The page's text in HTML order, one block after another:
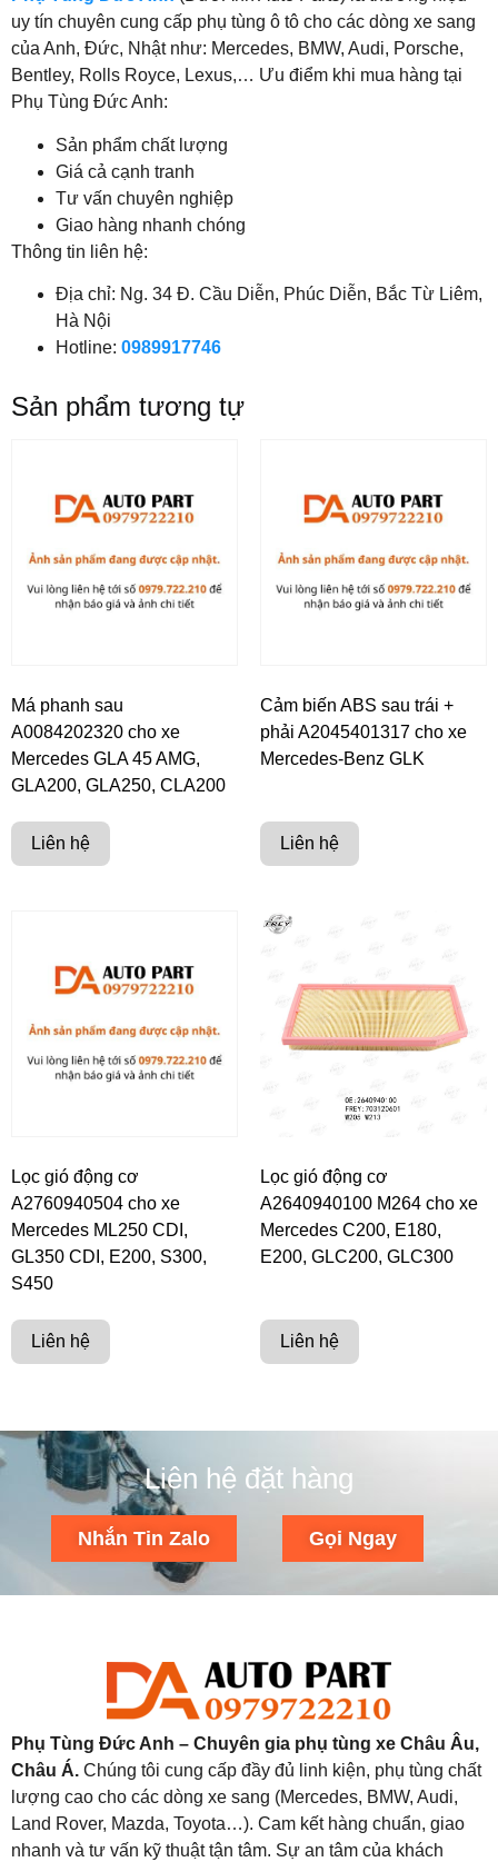
uy tín chuyên cung cấp phụ tùng ô tô cho các dòng xe sang
của Anh, Đức, Nhật như: Mercedes, BMW, Audi, Porsche,
Bentley, Rolls Royce, Lexus,… Ưu điểm khi mua hàng tại
Phụ Tùng Đức Anh:
Sản phẩm chất lượng
Giá cả cạnh tranh
Tư vấn chuyên nghiệp
Giao hàng nhanh chóng
Thông tin liên hệ:
Địa chỉ: Ng. 34 Đ. Cầu Diễn, Phúc Diễn, Bắc Từ Liêm,
Hà Nội
Hotline: 0989917746
Sản phẩm tương tự
Má phanh sau
A0084202320 cho xe
Mercedes GLA 45 AMG,
GLA200, GLA250, CLA200
Liên hệ
Cảm biến ABS sau trái +
phải A2045401317 cho xe
Mercedes-Benz GLK
Liên hệ
Lọc gió động cơ
A2760940504 cho xe
Mercedes ML250 CDI,
GL350 CDI, E200, S300,
S450
Liên hệ
Lọc gió động cơ
A2640940100 M264 cho xe
Mercedes C200, E180,
E200, GLC200, GLC300
Liên hệ
Liên hệ đặt hàng
Nhắn Tin Zalo Gọi Ngay
Phụ Tùng Đức Anh – Chuyên gia phụ tùng xe Châu Âu,
Châu Á. Chúng tôi cung cấp đầy đủ linh kiện, phụ tùng chất
lượng cao cho các dòng xe sang (Mercedes, BMW, Audi,
Land Rover, Mazda, Toyota…). Cam kết hàng chuẩn, giao
nhanh và tư vấn kỹ thuật tận tâm. Sự an tâm của khách